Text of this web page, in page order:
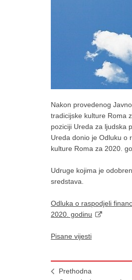
Nakon provedenog
tradicijske kulture Roma
poziciji Ureda za ljudska
Ureda donio je Odluku o
kulture Roma za 2020.
Udruge kojima je
sredstava.
Odluka o raspodjeli
2020. godinu
Pisane vijesti
Prethodna